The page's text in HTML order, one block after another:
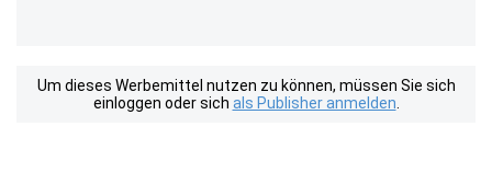
Um dieses Werbemittel nutzen zu können, müssen Sie sich
einloggen oder sich als Publisher anmelden